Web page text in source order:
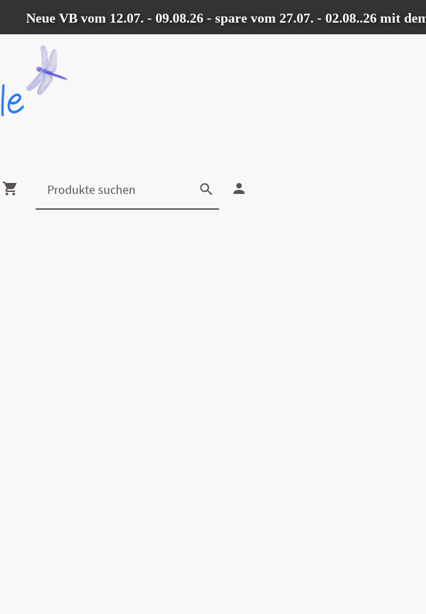
Neue VB vom 12.07. - 09.08.26 - spare vom 27.07. - 02.08..26 mit dem